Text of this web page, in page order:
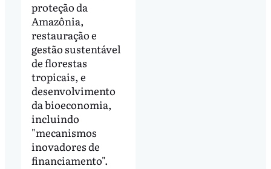
proteção da
Amazônia,
restauração e
gestão sustentável
de florestas
tropicais, e
desenvolvimento
da bioeconomia,
incluindo
"mecanismos
inovadores de
financiamento".